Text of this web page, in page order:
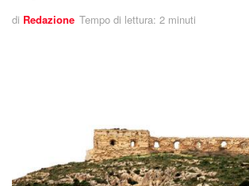
di Redazione Tempo di lettura: 2 minuti